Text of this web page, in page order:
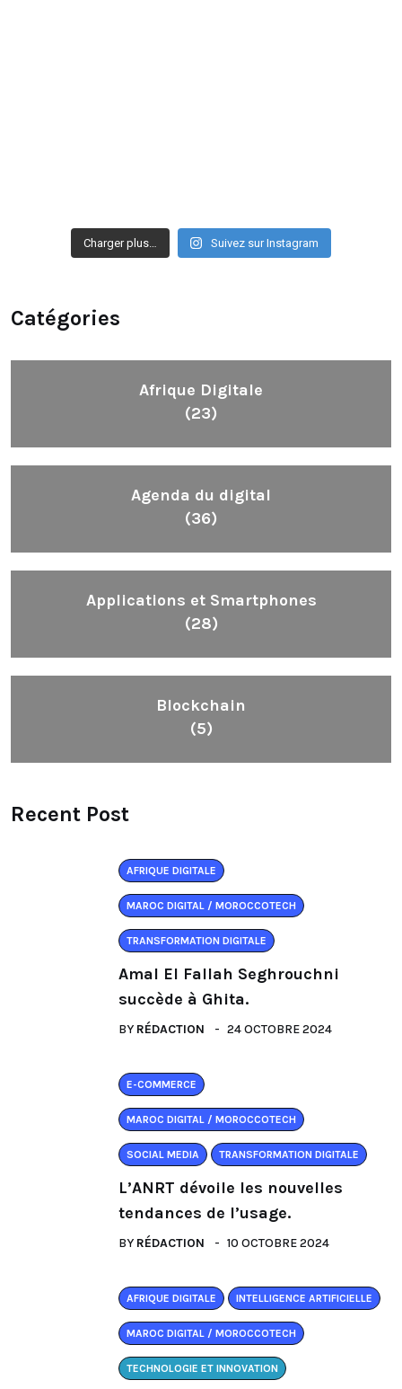
Charger plus… Suivez sur Instagram
Catégories
Afrique Digitale
(23)
Agenda du digital
(36)
Applications et Smartphones
(28)
Blockchain
(5)
Recent Post
AFRIQUE DIGITALE
MAROC DIGITAL / MOROCCOTECH
TRANSFORMATION DIGITALE
Amal El Fallah Seghrouchni
succède à Ghita.
BY RÉDACTION 24 OCTOBRE 2024
E-COMMERCE
MAROC DIGITAL / MOROCCOTECH
SOCIAL MEDIA TRANSFORMATION DIGITALE
L’ANRT dévoile les nouvelles
tendances de l’usage.
BY RÉDACTION 10 OCTOBRE 2024
AFRIQUE DIGITALE INTELLIGENCE ARTIFICIELLE
MAROC DIGITAL / MOROCCOTECH
TECHNOLOGIE ET INNOVATION